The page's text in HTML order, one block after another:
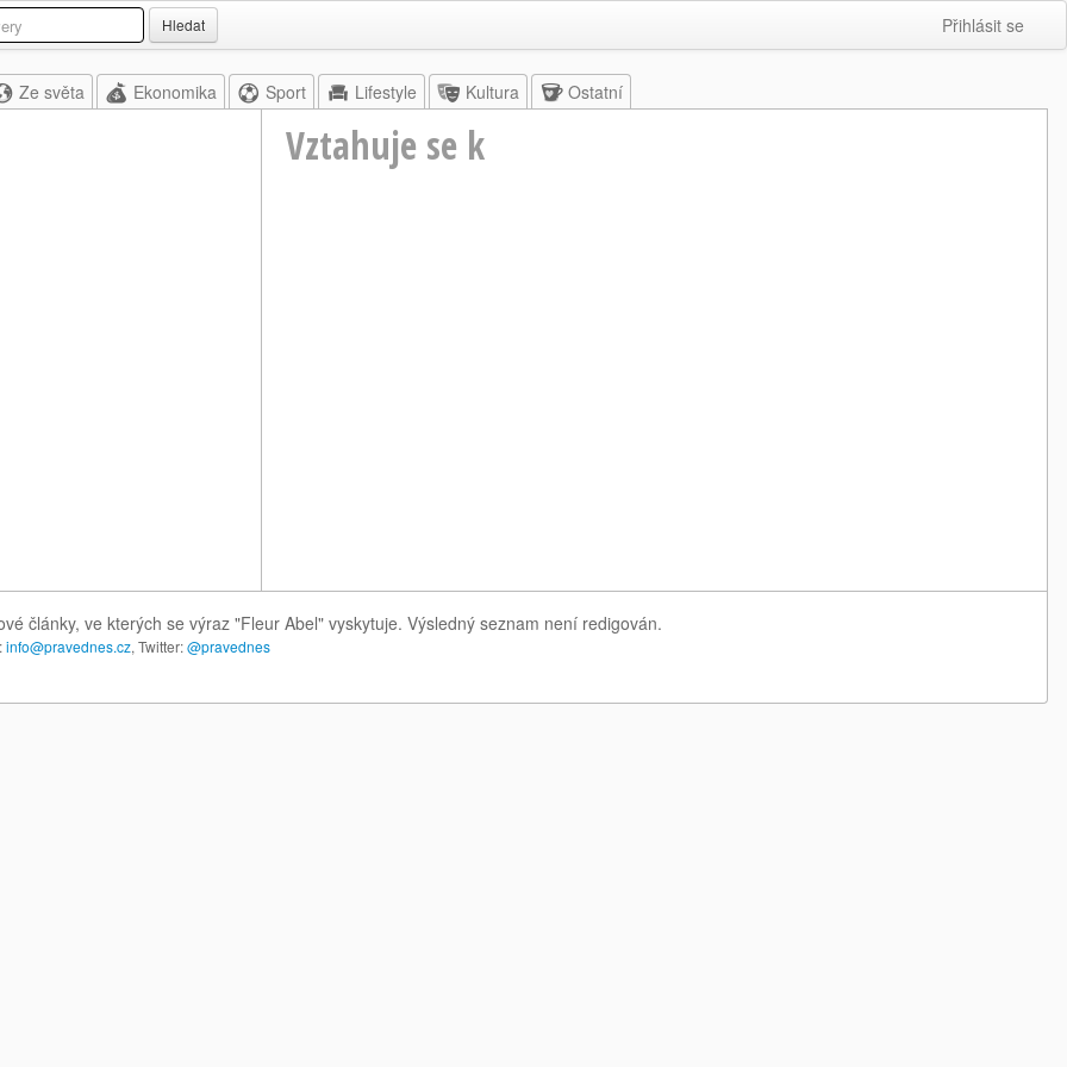
Hledat Přihlásit se
Ze světa Ekonomika Sport Lifestyle Kultura Ostatní
Vztahuje se k
články, ve kterých se výraz "Fleur Abel" vyskytuje. Výsledný seznam není redigován.
info@pravednes.cz, Twitter:@pravednes